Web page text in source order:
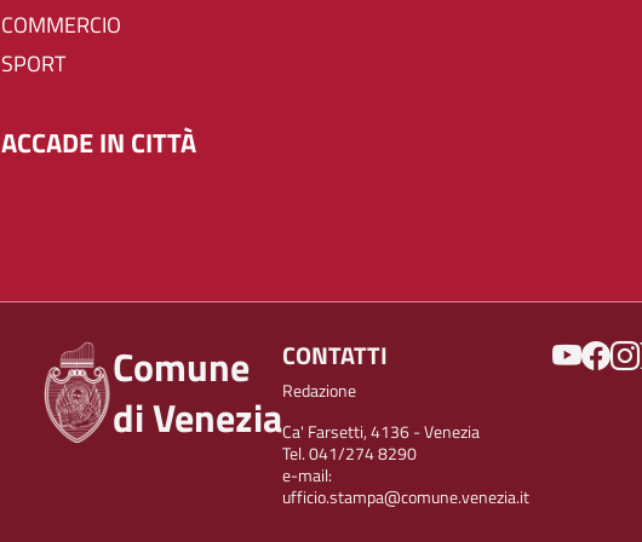
COMMERCIO
SPORT
ACCADE IN CITTÀ
Comune
di Venezia
CONTATTI
Redazione
Ca' Farsetti, 4136 - Venezia
Tel. 041/274 8290
e-mail:
ufficio.stampa@comune.venezia.it